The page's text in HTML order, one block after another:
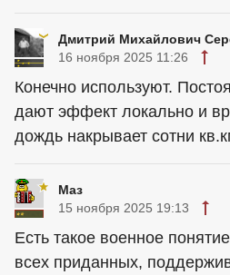
Дмитрий Михайлович
16 ноября 2025 11:26
Конечно используют.
дают эффект локально и
дождь накрывает сотни
Маз
15 ноября 2025 19:13
Есть такое военное
всех приданных,